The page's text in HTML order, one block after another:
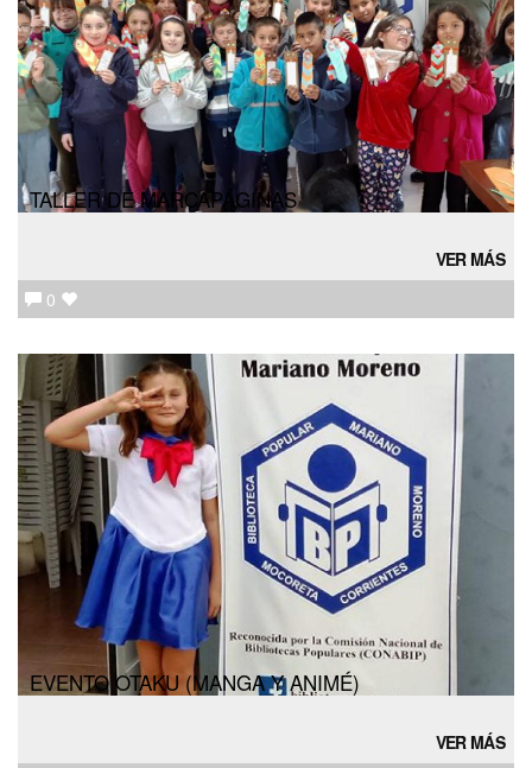
TALLER DE MARCAPÁGINAS
VER MÁS
0
EVENTO OTAKU (MANGA Y ANIMÉ)
VER MÁS